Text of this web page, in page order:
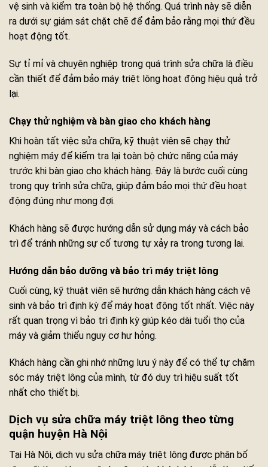
vệ sinh và kiểm tra toàn bộ hệ thống. Quá trình này sẽ diễn
ra dưới sự giám sát chặt chẽ để đảm bảo rằng mọi thứ đều
hoạt động tốt.
Sự tỉ mỉ và chuyên nghiệp trong quá trình sửa chữa là điều
cần thiết để đảm bảo máy triệt lông hoạt động hiệu quả trở
lại.
Chạy thử nghiệm và bàn giao cho khách hàng
Khi hoàn tất việc sửa chữa, kỹ thuật viên sẽ chạy thử
nghiệm máy để kiểm tra lại toàn bộ chức năng của máy
trước khi bàn giao cho khách hàng. Đây là bước cuối cùng
trong quy trình sửa chữa, giúp đảm bảo mọi thứ đều hoạt
động đúng như mong đợi.
Khách hàng sẽ được hướng dẫn sử dụng máy và cách bảo
trì để tránh những sự cố tương tự xảy ra trong tương lai.
Hướng dẫn bảo dưỡng và bảo trì máy triệt lông
Cuối cùng, kỹ thuật viên sẽ hướng dẫn khách hàng cách vệ
sinh và bảo trì định kỳ để máy hoạt động tốt nhất. Việc này
rất quan trọng vì bảo trì định kỳ giúp kéo dài tuổi thọ của
máy và giảm thiểu nguy cơ hư hỏng.
Khách hàng cần ghi nhớ những lưu ý này để có thể tự chăm
sóc máy triệt lông của mình, từ đó duy trì hiệu suất tốt
nhất cho thiết bị.
Dịch vụ sửa chữa máy triệt lông theo từng
quận huyện Hà Nội
Tại Hà Nội, dịch vụ sửa chữa máy triệt lông được phân bố